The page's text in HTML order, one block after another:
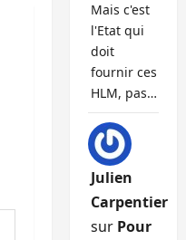
Mais c'est
l'Etat qui
doit
fournir ces
HLM, pas…
Julien
Carpentier
sur Pour